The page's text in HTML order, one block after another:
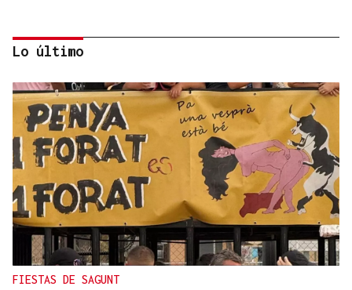
Lalo Pavón
O AFIADOR
Un día haberá autobuses
Lo último
FIESTAS DE SAGUNT